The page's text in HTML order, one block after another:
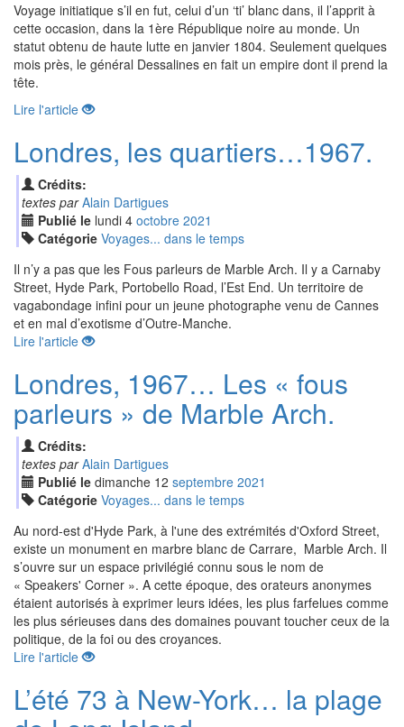
Voyage initiatique s’il en fut, celui d’un ‘ti’ blanc dans, il l’apprit à
cette occasion, dans la 1ère République noire au monde. Un
statut obtenu de haute lutte en janvier 1804. Seulement quelques
mois près, le général Dessalines en fait un empire dont il prend la
tête.
Lire l'article
Londres, les quartiers…1967.
Crédits:
textes par Alain Dartigues
Publié le lundi 4 octobre 2021
Catégorie Voyages... dans le temps
Il n’y a pas que les Fous parleurs de Marble Arch. Il y a Carnaby
Street, Hyde Park, Portobello Road, l’Est End. Un territoire de
vagabondage infini pour un jeune photographe venu de Cannes
et en mal d’exotisme d’Outre-Manche.
Lire l'article
Londres, 1967… Les « fous
parleurs » de Marble Arch.
Crédits:
textes par Alain Dartigues
Publié le dimanche 12 septembre 2021
Catégorie Voyages... dans le temps
Au nord-est d'Hyde Park, à l'une des extrémités d'Oxford Street,
existe un monument en marbre blanc de Carrare, Marble Arch. Il
s’ouvre sur un espace privilégié connu sous le nom de
« Speakers' Corner ». A cette époque, des orateurs anonymes
étaient autorisés à exprimer leurs idées, les plus farfelues comme
les plus sérieuses dans des domaines pouvant toucher ceux de la
politique, de la foi ou des croyances.
Lire l'article
L’été 73 à New-York… la plage